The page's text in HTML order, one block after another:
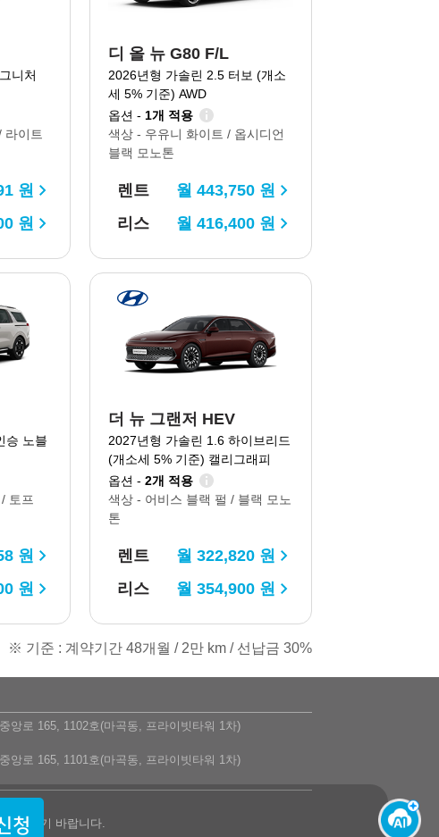
니처
라이트
원
원
디 올 뉴 G80 F/L
2026년형 가솔린 2.5 터보 (개소
세 5% 기준) AWD
옵션 - 1개 적용
색상 - 우유니 화이트 / 옵시디언
블랙 모노톤
렌트 월 443,750 원
리스
월 416,400 원
승 노블
토프
원
원
더 뉴 그랜저 HEV
2027년형 가솔린 1.6 하이브리드
(개소세 5% 기준) 캘리그래피
옵션 - 2개 적용
색상 - 어비스 블랙 펄 / 블랙 모노
톤
렌트 월 322,820 원
리스
월 354,900 원
※ 기준 : 계약기간 48개월 / 2만 km / 선납금 30%
청
앙로 165, 1102호(마곡동, 프라이빗타워 1차)
앙로 165, 1101호(마곡동, 프라이빗타워 1차)
주시기 바랍니다.